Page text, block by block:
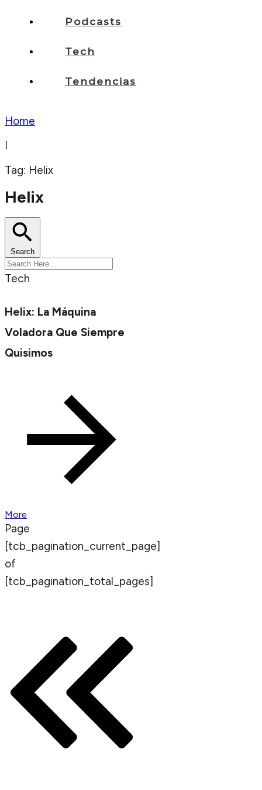
Podcasts
Tech
Tendencias
Home
I
Tag: Helix
Helix
Search
Tech
Helix: La Máquina
Voladora Que Siempre
Quisimos
More
Page
[tcb_pagination_current_page]
of
[tcb_pagination_total_pages]